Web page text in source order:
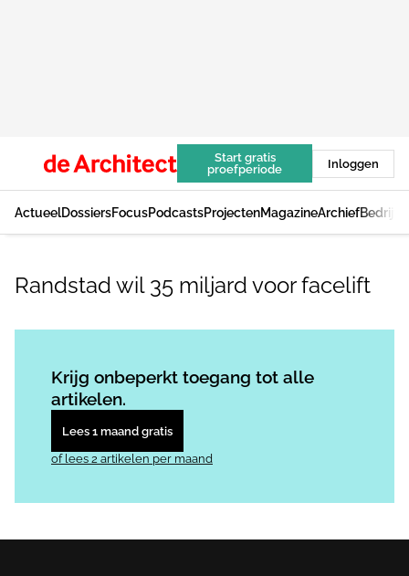
Start gratis
proefperiode
Inloggen
ActueelDossiersFocusPodcastsProjectenMagazineArchief
Randstad wil 35 miljard voor facelift
Krijg onbeperkt toegang tot alle
artikelen.
Lees 1 maand gratis
of lees 2 artikelen per maand